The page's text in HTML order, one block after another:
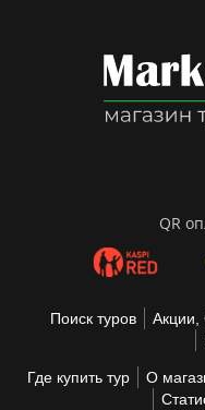
QR
Поиск туров Акции,
Где купить тур О